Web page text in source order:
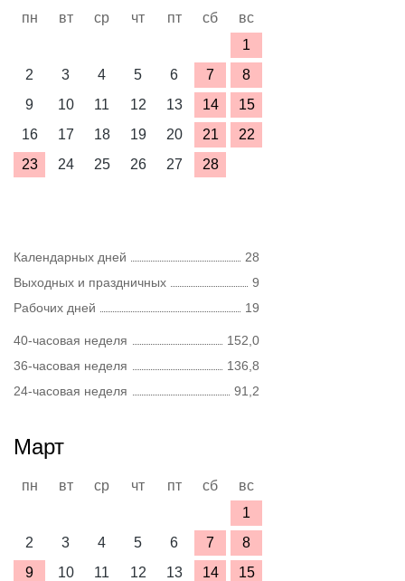
пн вт ср чт пт сб
вс
1
2
3 4 5 6 7
8
9
10 11 12 13 14
15
16
17 18 19 20 21
22
23
24 25 26 27 28
Календарных дней
28
Выходных и праздничных
9
Рабочих дней
19
40-часовая неделя
152,0
36-часовая неделя
136,8
24-часовая неделя
91,2
Март
пн вт ср чт пт сб
вс
1
2
3 4 5 6 7
8
9
10 11 12 13 14
15